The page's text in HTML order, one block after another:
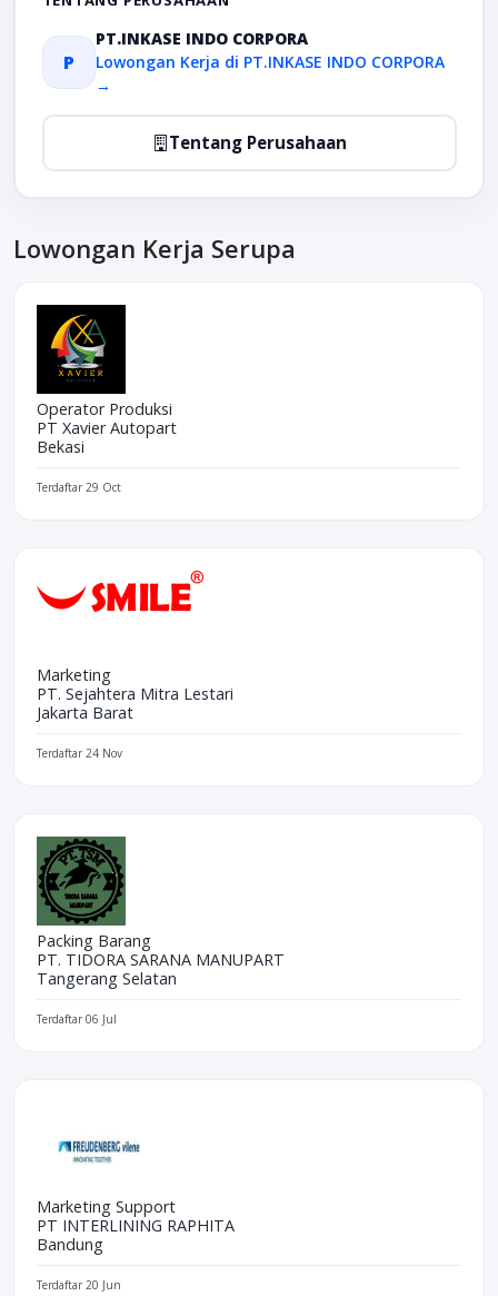
P
PT.INKASE INDO CORPORA
Lowongan Kerja di PT.INKASE INDO CORPORA
→
Tentang Perusahaan
Lowongan Kerja Serupa
Operator Produksi
PT Xavier Autopart
Bekasi
Terdaftar 29 Oct
Marketing
PT. Sejahtera Mitra Lestari
Jakarta Barat
Terdaftar 24 Nov
Packing Barang
PT. TIDORA SARANA MANUPART
Tangerang Selatan
Terdaftar 06 Jul
Marketing Support
PT INTERLINING RAPHITA
Bandung
Terdaftar 20 Jun